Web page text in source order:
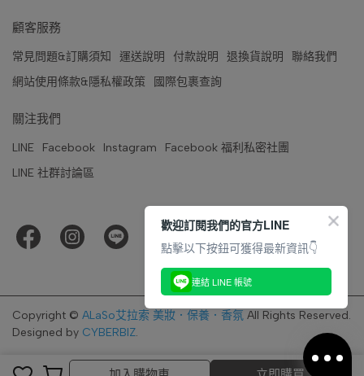
顧客服務
常見問題&訂購須知 運送說明 付款說明 退換貨說明
聯絡我們
網站使用條款&隱私權政策
國際包裹查詢
關注我們
LINE Facebook Instagram
Facebook 福利私密社團
LINE 社群討論區
Copyright © ALaSo艾拉索 美妝．保養．香氛 All Rights Reserved.
Designed by CYBERBIZ.
歡迎訂閱我們的官方LINE
點擊以下按鈕可獲得最新資訊👇
連結 LINE 帳號